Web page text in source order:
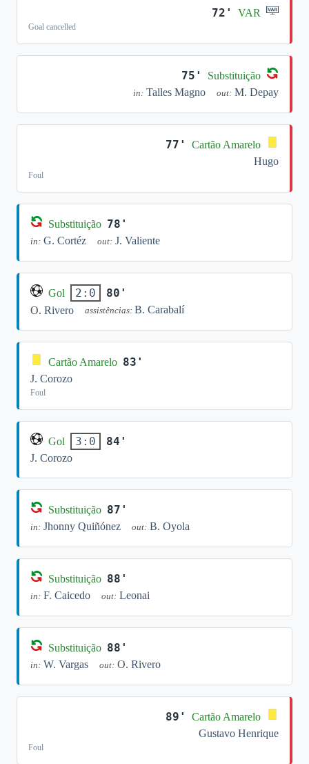
72' VAR
Goal cancelled
75' Substituição
in: Talles Magno out: M. Depay
77'
Cartão Amarelo
Hugo
Foul
Substituição 78'
in: G. Cortéz out: J. Valiente
Gol 2:0 80'
O. Rivero assistências: B. Carabalí
Cartão Amarelo 83'
J. Corozo
Foul
Gol 3:0 84'
J. Corozo
Substituição 87'
in: Jhonny Quiñónez out: B. Oyola
Substituição 88'
in: F. Caicedo out: Leonai
Substituição 88'
in: W. Vargas out: O. Rivero
89'
Cartão Amarelo
Gustavo Henrique
Foul